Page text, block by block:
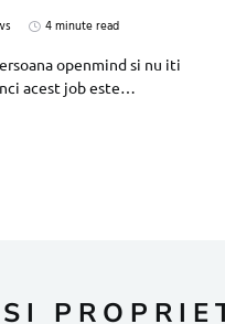
4 minute read
openmind si nu iti
acest job este…